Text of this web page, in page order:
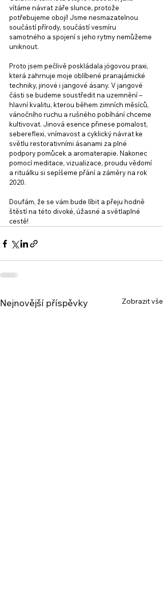
vítáme návrat záře slunce, protože
potřebujeme obojí! Jsme nesmazatelnou
součástí přírody, součástí vesmíru
samotného a spojení s jeho rytmy nemůžeme
uniknout.
Proto jsem pečlivě poskládala jógovou praxi,
která zahrnuje moje oblíbené pranajámické
techniky, jinové i jangové ásany. V jangové
části se budeme soustředit na uzemnění –
hlavní kvalitu, kterou během zimních měsíců,
vánočního ruchu a rušného pobíhání chceme
kultivovat. Jinová esence přinese pomalost,
sebereflexi, vnímavost a cyklický návrat ke
světlu restorativními ásanami za plné
podpory pomůcek a aromaterapie. Nakonec
pomocí meditace, vizualizace, proudu vědomí
a rituálku si sepíšeme přání a záměry na rok
2020.
Doufám, že se vám bude líbit a přeju hodně
štěstí na této divoké, úžasné a světlaplné
cestě!
Nejnovější příspěvky Zobrazit vše